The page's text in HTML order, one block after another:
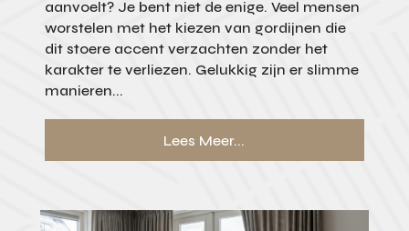
aanvoelt? Je bent niet de enige. Veel mensen
worstelen met het kiezen van gordijnen die
dit stoere accent verzachten zonder het
karakter te verliezen. Gelukkig zijn er slimme
manieren...
Lees Meer...